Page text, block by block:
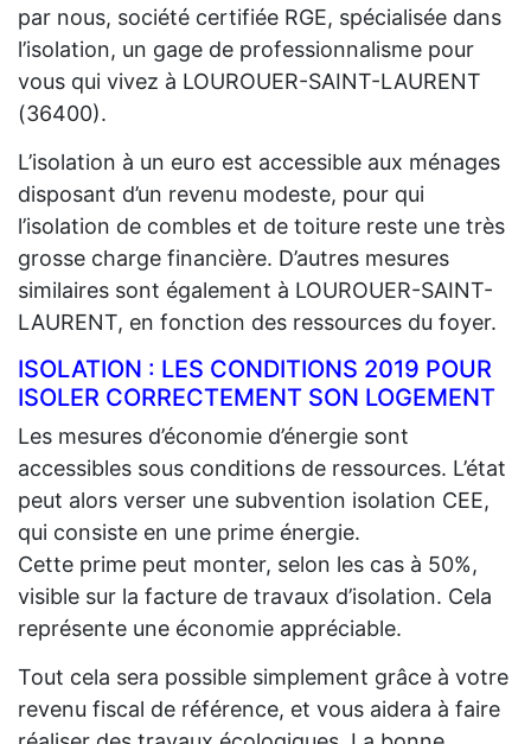
par nous, société certifiée RGE, spécialisée dans
l’isolation, un gage de professionnalisme pour
vous qui vivez à LOUROUER-SAINT-LAURENT
(36400).
L’isolation à un euro est accessible aux ménages
disposant d’un revenu modeste, pour qui
l’isolation de combles et de toiture reste une très
grosse charge financière. D’autres mesures
similaires sont également à LOUROUER-SAINT-
LAURENT, en fonction des ressources du foyer.
ISOLATION : LES CONDITIONS 2019 POUR
ISOLER CORRECTEMENT SON LOGEMENT
Les mesures d’économie d’énergie sont
accessibles sous conditions de ressources. L’état
peut alors verser une subvention isolation CEE,
qui consiste en une prime énergie.
Cette prime peut monter, selon les cas à 50%,
visible sur la facture de travaux d’isolation. Cela
représente une économie appréciable.
Tout cela sera possible simplement grâce à votre
revenu fiscal de référence, et vous aidera à faire